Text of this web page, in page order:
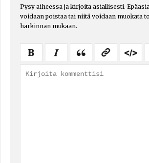
Pysy aiheessa ja kirjoita asiallisesti.
voidaan poistaa tai niitä voidaan muokata
harkinnan mukaan.